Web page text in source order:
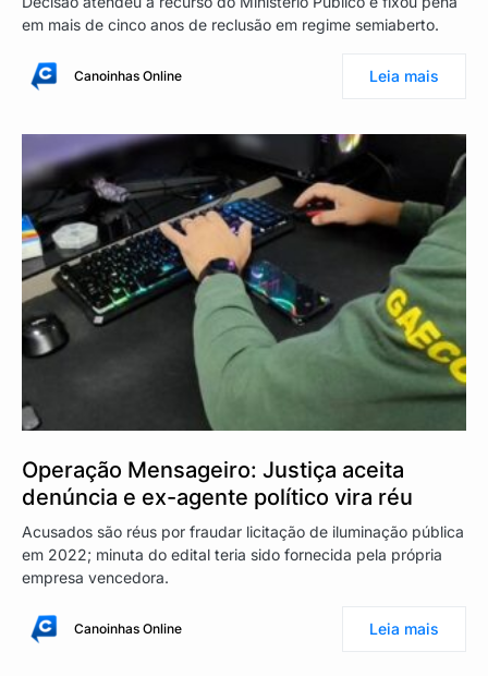
em mais de cinco anos de reclusão em regime semiaberto.
Canoinhas Online Leia mais
Operação Mensageiro: Justiça aceita
denúncia e ex-agente político vira réu
Acusados são réus por fraudar licitação de iluminação pública
em 2022; minuta do edital teria sido fornecida pela própria
empresa vencedora.
Canoinhas Online Leia mais